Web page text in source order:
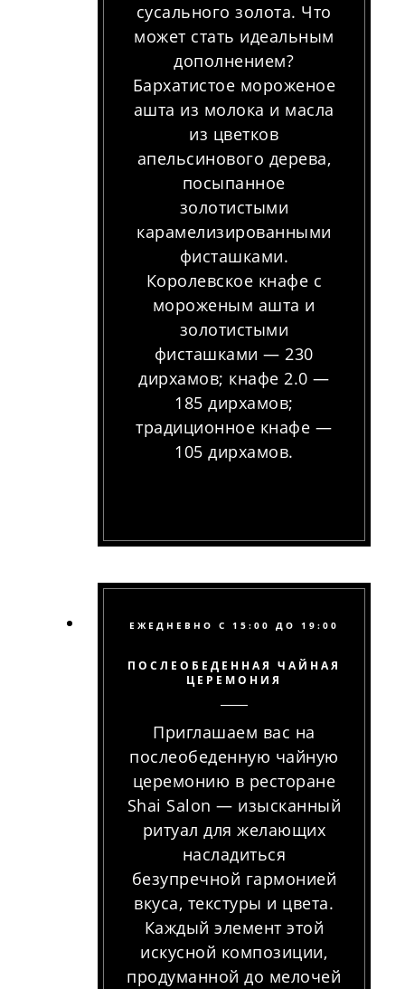
сусального золота. Что
может стать идеальным
дополнением?
Бархатистое мороженое
ашта из молока и масла
из цветков
апельсинового дерева,
посыпанное
золотистыми
карамелизированными
фисташками.
Королевское кнафе с
мороженым ашта и
золотистыми
фисташками — 230
дирхамов; кнафе 2.0 —
185 дирхамов;
традиционное кнафе —
105 дирхамов.
ЕЖЕДНЕВНО С 15:00 ДО 19:00
ПОСЛЕОБЕДЕННАЯ ЧАЙНАЯ
ЦЕРЕМОНИЯ
Приглашаем вас на
послеобеденную чайную
церемонию в ресторане
Shai Salon — изысканный
ритуал для желающих
насладиться
безупречной гармонией
вкуса, текстуры и цвета.
Каждый элемент этой
искусной композиции,
продуманной до мелочей